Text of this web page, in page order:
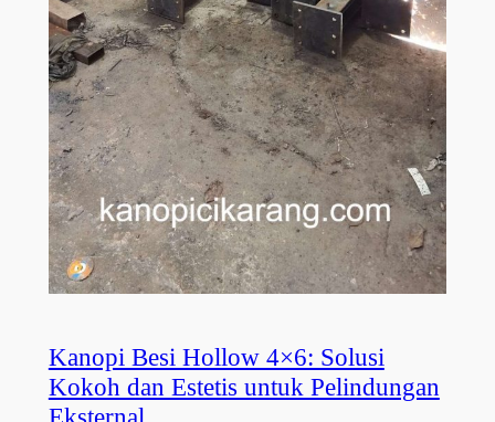
Kanopi Besi Hollow 4×6: Solusi
Kokoh dan Estetis untuk Pelindungan